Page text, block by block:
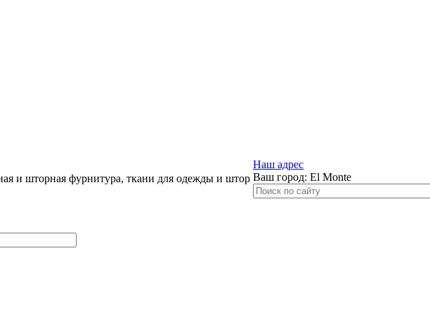
и шторная фурнитура, ткани для одежды и штор
Наш адрес
Ваш город: El Monte